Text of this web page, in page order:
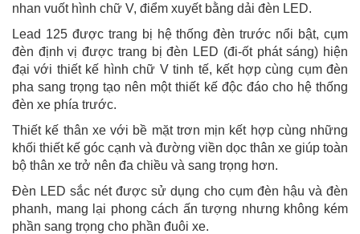
nhan vuốt hình chữ V, điểm xuyết bằng dải đèn LED.
Lead 125 được trang bị hệ thống đèn trước nổi bật, cụm
đèn định vị được trang bị đèn LED (đi-ốt phát sáng) hiện
đại với thiết kế hình chữ V tinh tế, kết hợp cùng cụm đèn
pha sang trọng tạo nên một thiết kế độc đáo cho hệ thống
đèn xe phía trước.
Thiết kế thân xe với bề mặt trơn mịn kết hợp cùng những
khối thiết kế góc cạnh và đường viền dọc thân xe giúp toàn
bộ thân xe trở nên đa chiều và sang trọng hơn.
Đèn LED sắc nét được sử dụng cho cụm đèn hậu và đèn
phanh, mang lại phong cách ấn tượng nhưng không kém
phần sang trọng cho phần đuôi xe.